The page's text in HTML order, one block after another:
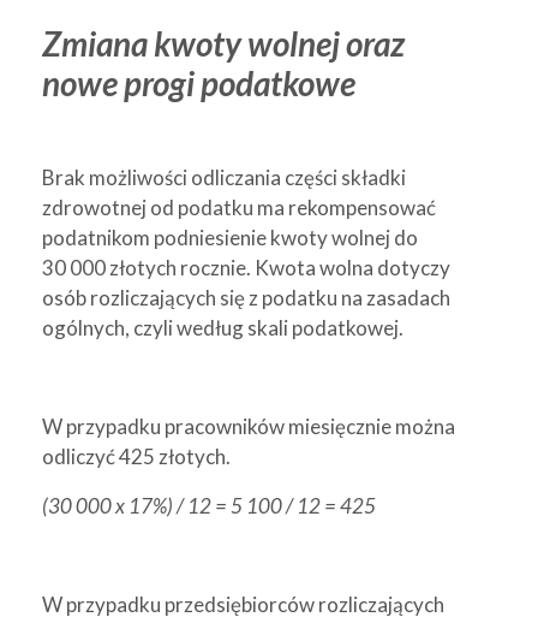
Zmiana kwoty wolnej oraz
nowe progi podatkowe
Brak możliwości odliczania części składki
zdrowotnej od podatku ma rekompensować
podatnikom podniesienie kwoty wolnej do
30 000 złotych rocznie. Kwota wolna dotyczy
osób rozliczających się z podatku na zasadach
ogólnych, czyli według skali podatkowej.
W przypadku pracowników miesięcznie można
odliczyć 425 złotych.
(30 000 x 17%) / 12 = 5 100 / 12 = 425
W przypadku przedsiębiorców rozliczających